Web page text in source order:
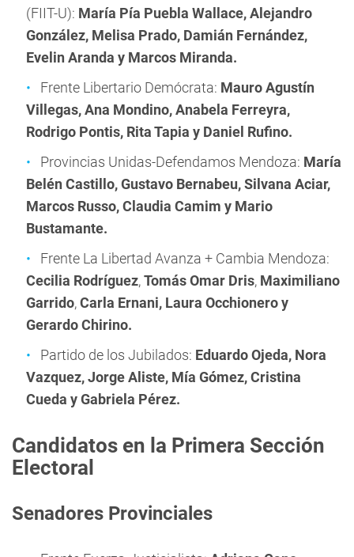
(FIIT-U): María Pía Puebla Wallace, Alejandro
González, Melisa Prado, Damián Fernández,
Evelin Aranda y Marcos Miranda.
Frente Libertario Demócrata: Mauro Agustín
Villegas,Ana Mondino, Anabela Ferreyra,
Rodrigo Pontis, Rita Tapia y Daniel Rufino.
Provincias Unidas-Defendamos Mendoza: María
Belén Castillo, Gustavo Bernabeu, Silvana Aciar,
Marcos Russo, Claudia Camim y Mario
Bustamante.
Frente La Libertad Avanza + Cambia Mendoza:
Cecilia Rodríguez,Tomás Omar Dris, Maximiliano
Garrido,Carla Ernani, Laura Occhionero y
Gerardo Chirino.
Partido de los Jubilados: Eduardo Ojeda, Nora
Vazquez, Jorge Aliste, Mía Gómez, Cristina
Cueda y Gabriela Pérez.
Candidatos en la Primera Sección
Electoral
Senadores Provinciales